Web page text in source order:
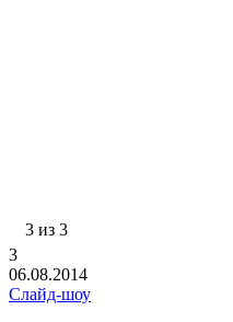
3 из 3
3
06.08.2014
Слайд-шоу